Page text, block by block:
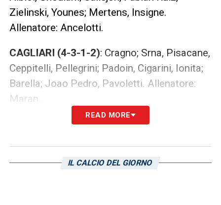
Zielinski, Younes; Mertens, Insigne.
Allenatore: Ancelotti.
CAGLIARI (4-3-1-2): Cragno; Srna, Pisacane,
Ceppitelli, Pellegrini; Padoin, Cigarini, Ionita;
Barella; Joao Pedro, Pavoletti. Allenatore:
Maran.
READ MORE
IL CALCIO DEL GIORNO